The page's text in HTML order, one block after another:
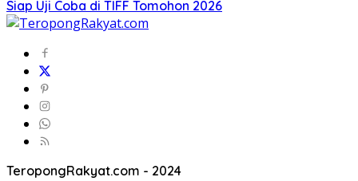
Siap Uji Coba di TIFF Tomohon 2026
TeropongRakyat.com - 2024